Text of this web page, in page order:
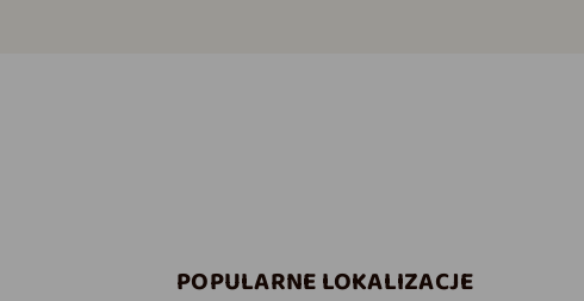
POPULARNE LOKALIZACJE